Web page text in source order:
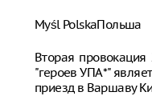
Myśl PolskaПольша
Вторая
"героев УПА*"
приезд в Варшаву